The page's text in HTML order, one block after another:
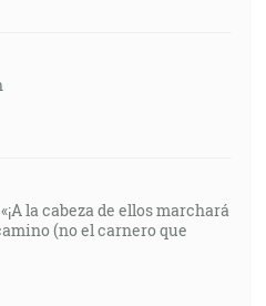
la cabeza de ellos marchará
(no el carnero que